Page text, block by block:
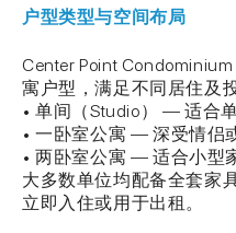
户型类型与空间布局
Center Point
寓户型，满足不同居住及
• 单间（Studio） — 适合
• 一卧室公寓 — 深受情侣
• 两卧室公寓 — 适合小型
大多数单位均配备全套家
立即入住或用于出租。